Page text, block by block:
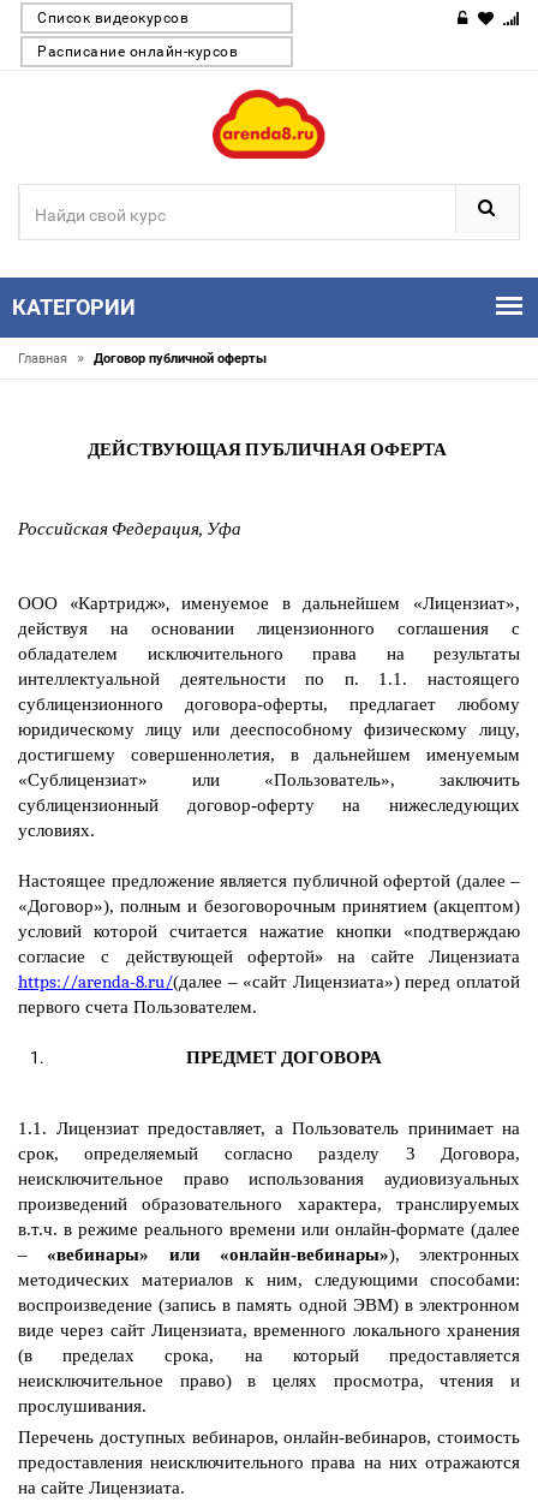
Список видеокурсов
Расписание онлайн-курсов
КАТЕГОРИИ
Главная » Договор публичной оферты
ДЕЙСТВУЮЩАЯ ПУБЛИЧНАЯ ОФЕРТА
Российская Федерация, Уфа
ООО «Картридж», именуемое в дальнейшем «Лицензиат»,
действуя на основании лицензионного соглашения с
обладателем исключительного права на результаты
интеллектуальной деятельности по п. 1.1. настоящего
сублицензионного договора-оферты, предлагает любому
юридическому лицу или
дееспособному физическому лицу,
достигшему совершеннолетия, в дальнейшем именуемым
«Сублицензиат» или «Пользователь», заключить
сублицензионный договор-оферту на нижеследующих
условиях.
Настоящее предложение является публичной офертой (далее –
«Договор»), полным и безоговорочным принятием (акцептом)
условий которой считается нажатие кнопки «подтверждаю
согласие с действующей офертой» на сайте Лицензиата
https://arenda-8.ru/(далее – «сайт Лицензиата») перед оплатой
первого счета Пользователем.
ПРЕДМЕТ ДОГОВОРА
1.1. Лицензиат предоставляет, а Пользователь принимает на
срок, определяемый согласно разделу 3 Договора,
неисключительное право использования аудиовизуальных
произведений образовательного характера, транслируемых
в.т.ч. в режиме реального времени или онлайн-формате (далее
–«вебинары» или «онлайн-вебинары»), электронных
методических материалов к ним, следующими способами:
воспроизведение (запись в память одной ЭВМ) в электронном
виде через сайт Лицензиата, временного локального хранения
(в пределах срока, на который предоставляется
неисключительное право) в целях просмотра, чтения и
прослушивания.
Перечень доступных вебинаров, онлайн-вебинаров, стоимость
предоставления неисключительного права на них отражаются
на сайте Лицензиата.